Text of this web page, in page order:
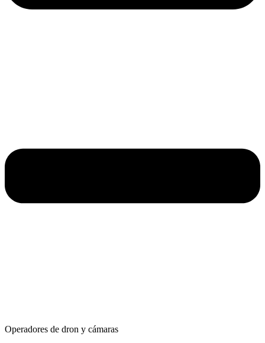
Operadores de dron y cámaras